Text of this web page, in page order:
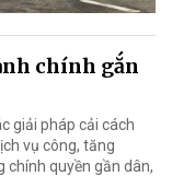
chính gắn
giải pháp cải cách
vụ công, tăng
chính quyền gần dân,